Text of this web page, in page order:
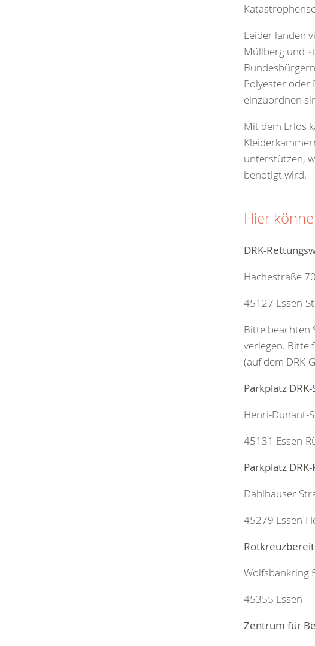
Leider landen
Müllberg und
Polyester oder
einzuordnen
Mit dem Erlös
unterstützen,
benötigt wird.
Hier
DRK-
Hachestraße
45127 Essen-
Bitte beachten
verlegen. Bitte
(auf dem DRK-
Parkplatz
Henri-Dunant-
45131 Essen-
Parkplatz
Dahlhauser
45279 Essen-
Wolfsbankring
45355 Essen
Zentrum für